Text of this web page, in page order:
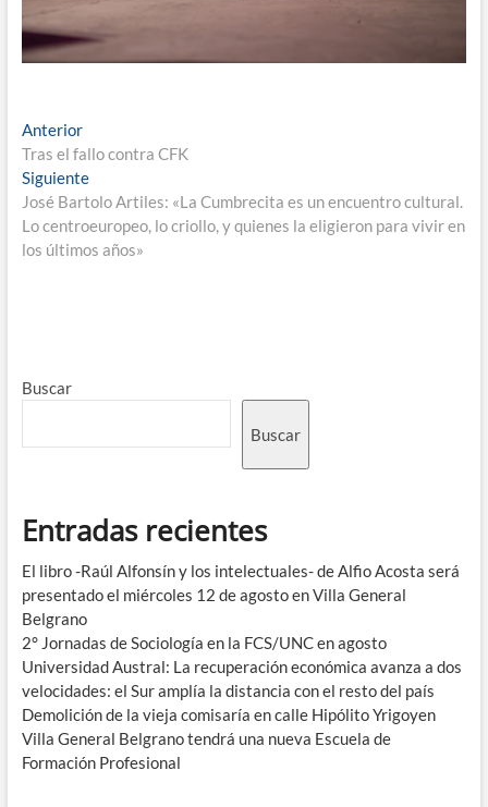
Anterior
Tras el fallo contra CFK
Siguiente
José Bartolo Artiles: «La Cumbrecita es un encuentro cultural.
Lo centroeuropeo, lo criollo, y quienes la eligieron para vivir en
los últimos años»
Buscar
Buscar
Entradas recientes
El libro -Raúl Alfonsín y los intelectuales- de Alfio Acosta será
presentado el miércoles 12 de agosto en Villa General
Belgrano
2° Jornadas de Sociología en la FCS/UNC en agosto
Universidad Austral: La recuperación económica avanza a dos
velocidades: el Sur amplía la distancia con el resto del país
Demolición de la vieja comisaría en calle Hipólito Yrigoyen
Villa General Belgrano tendrá una nueva Escuela de
Formación Profesional